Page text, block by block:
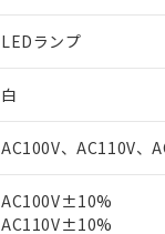
LEDランプ
白
AC100V、AC110V、
AC100V±10%
AC110V±10%
※1 対応状況